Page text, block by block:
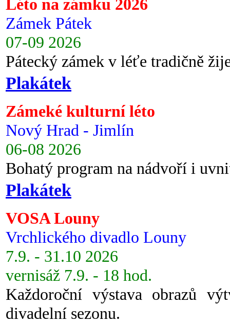
Léto na zámku 2026
Zámek Pátek
07-09 2026
Pátecký zámek v léťe tradičně
Plakátek
Zámeké kulturní léto
Nový Hrad - Jimlín
06-08 2026
Bohatý program na nádvoří i
Plakátek
VOSA Louny
Vrchlického divadlo Louny
7.9. - 31.10 2026
vernisáž 7.9. - 18 hod.
Každoroční výstava obrazů
divadelní sezonu.